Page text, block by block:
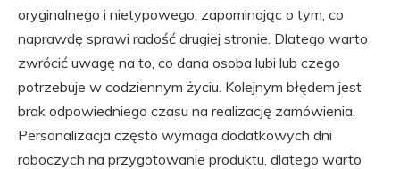
oryginalnego i nietypowego, zapominając o tym, co
naprawdę sprawi radość drugiej stronie. Dlatego warto
zwrócić uwagę na to, co dana osoba lubi lub czego
potrzebuje w codziennym życiu. Kolejnym błędem jest
brak odpowiedniego czasu na realizację zamówienia.
Personalizacja często wymaga dodatkowych dni
roboczych na przygotowanie produktu, dlatego warto